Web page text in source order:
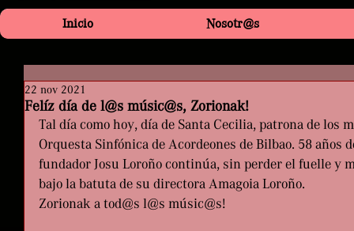
Inicio Nosotr@s
Felíz día de l@s músic@s, Zorionak!
22 nov 2021
Tal día como hoy, día de Santa Cecilia, patrona de los
Orquesta Sinfónica de Acordeones de Bilbao. 58 años
fundador Josu Loroño continúa, sin perder el fuelle y
bajo la batuta de su directora Amagoia Loroño.
Zorionak a tod@s l@s músic@s!